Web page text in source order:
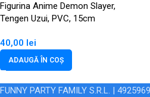
Figurina Anime Demon Slayer,
Tengen Uzui, PVC, 15cm
40,00 lei
ADAUGĂ ÎN COȘ
FUNNY PARTY FAMILY S.R.L. |